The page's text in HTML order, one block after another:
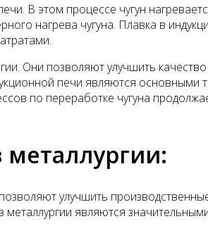
В этом процессе чугун
нагрева чугуна. Плавка в
Они позволяют улучшить
печи являются основными
по переработке чугуна
улучшить
являются